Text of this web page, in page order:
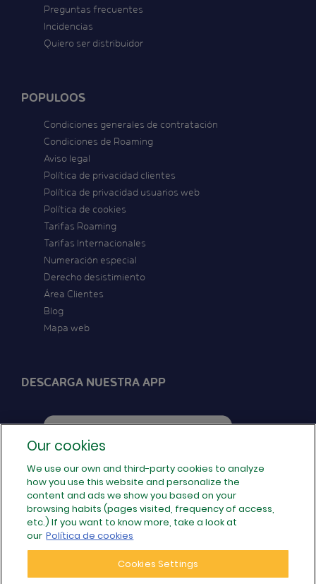
Preguntas frecuentes
Incidencias
Quiero ser distribuidor
POPULOOS
Condiciones generales de contratación
Condiciones de Roaming
Aviso legal
Política de privacidad clientes
Política de privacidad usuarios web
Política de cookies
Tarifas Roaming
Tarifas Internacionales
Numeración especial
Derecho desistimiento
Área Clientes
Blog
Mapa web
DESCARGA NUESTRA APP
SÍGUENOS EN REDES
Our cookies
We use our own and third-party cookies to analyze
how you use this website and personalize the
content and ads we show you based on your
browsing habits (pages visited, frequency of access,
etc.) If you want to know more, take a look at
our Política de cookies
Cookies Settings